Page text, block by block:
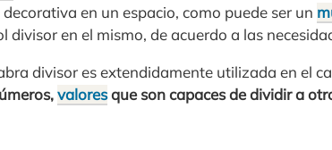
en un espacio, como puede ser un
divisor en el mismo, de acuerdo a las
divisor es extendidamente utilizada en el
valoresque son capaces de dividir a